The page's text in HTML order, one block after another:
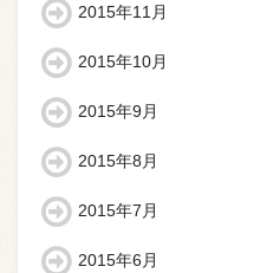
2015年11月
2015年10月
2015年9月
2015年8月
2015年7月
2015年6月